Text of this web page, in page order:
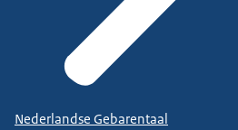
Nederlandse Gebarentaal